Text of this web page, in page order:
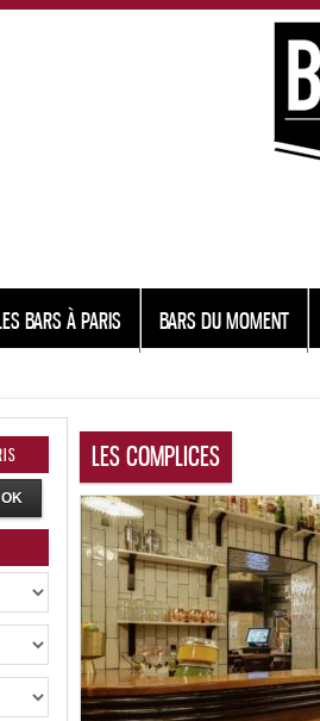
BARS À PARIS BARS DU MOMENT
LES COMPLICES